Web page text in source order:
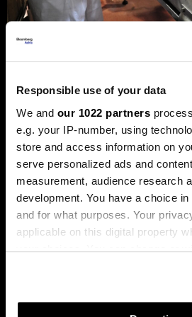
Responsible use of your data
We and our 1022 partners
e.g. your IP-number, using
store and access information on
serve personalized ads and
measurement, audience research
development. You have a choice
and for what purposes. Your
applicable on this digital property
your choices. You can change or
Privreda FBiH
dvostruko brže
Analiza je predstavljena na
Udruženja poslodavaca Federacije
privatni sektor ostaje ključni
Od ukupno 28.634 privredna
posto čine privatne kompanije,
ukupnih prihoda i 95 posto ukupne